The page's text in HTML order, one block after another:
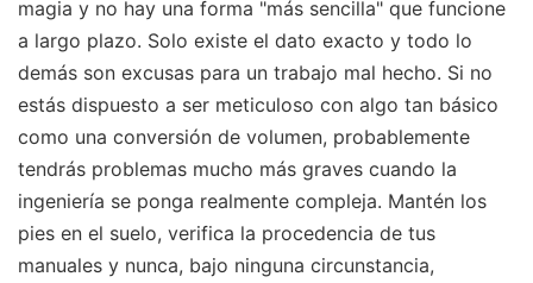
magia y no hay una forma "más sencilla" que funcione
a largo plazo. Solo existe el dato exacto y todo lo
demás son excusas para un trabajo mal hecho. Si no
estás dispuesto a ser meticuloso con algo tan básico
como una conversión de volumen, probablemente
tendrás problemas mucho más graves cuando la
ingeniería se ponga realmente compleja. Mantén los
pies en el suelo, verifica la procedencia de tus
manuales y nunca, bajo ninguna circunstancia,